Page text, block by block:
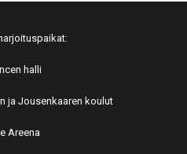
halli
ja Jousenkaaren koulut
Areena